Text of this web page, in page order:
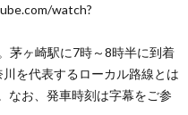
watch?
茅ヶ崎駅に7時～8時半に到着
を代表するローカル路線とは
なお、発車時刻は字幕をご参